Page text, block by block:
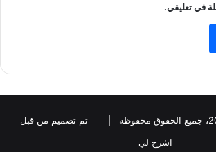
في تعليقي.
تم تصميم من قبل
اشرح لي